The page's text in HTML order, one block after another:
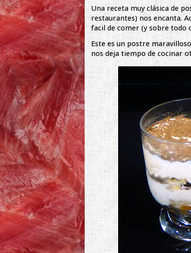
Una receta muy clásica de
restaurantes) nos encanta.
facil de comer (y sobre todo
Este es un postre
nos deja tiempo de cocinar